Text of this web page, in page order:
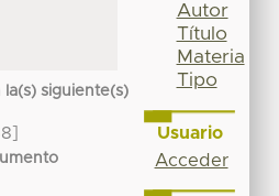
la(s) siguiente(s)
Autor
Título
Materia
Tipo
Usuario
Acceder